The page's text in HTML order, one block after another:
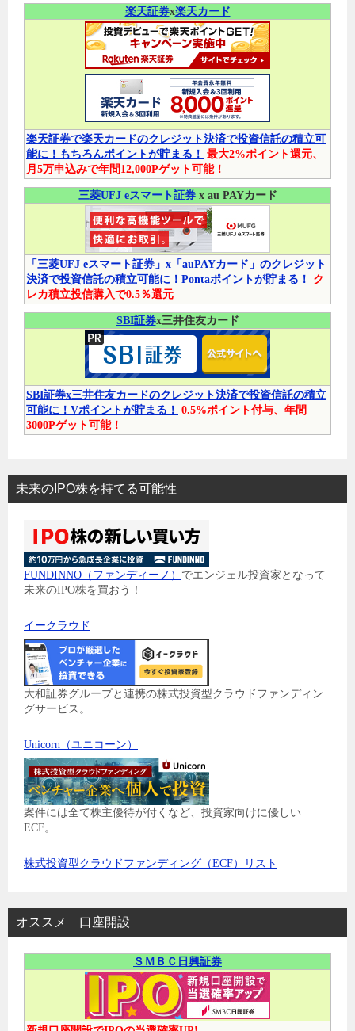
楽天証券x楽天カード
楽天証券で楽天カードのクレジット決済で投資信託の積立可
能に！もちろんポイントが貯まる！ 最大2%ポイント還元、
月5万申込みで年間12,000Pゲット可能！
三菱UFJ eスマート証券x au PAYカード
「三菱UFJ eスマート証券」x「auPAYカード」のクレジット
決済で投資信託の積立可能に！Pontaポイントが貯まる！
ク
レカ積立投信購入で0.5％還元
SBI証券x三井住友カード
SBI証券x三井住友カードのクレジット決済で投資信託の積立
可能に！Vポイントが貯まる！ 0.5%ポイント付与、年間
3000Pゲット可能！
未来のIPO株を持てる可能性
FUNDINNO（ファンディーノ） でエンジェル投資家となって
未来のIPO株を買おう！
イークラウド
大和証券グループと連携の株式投資型クラウドファンディン
グサービス。
Unicorn（ユニコーン）
案件には全て株主優待が付くなど、投資家向けに優しい
ECF。
株式投資型クラウドファンディング（ECF）リスト
オススメ 口座開設
ＳＭＢＣ日興証券